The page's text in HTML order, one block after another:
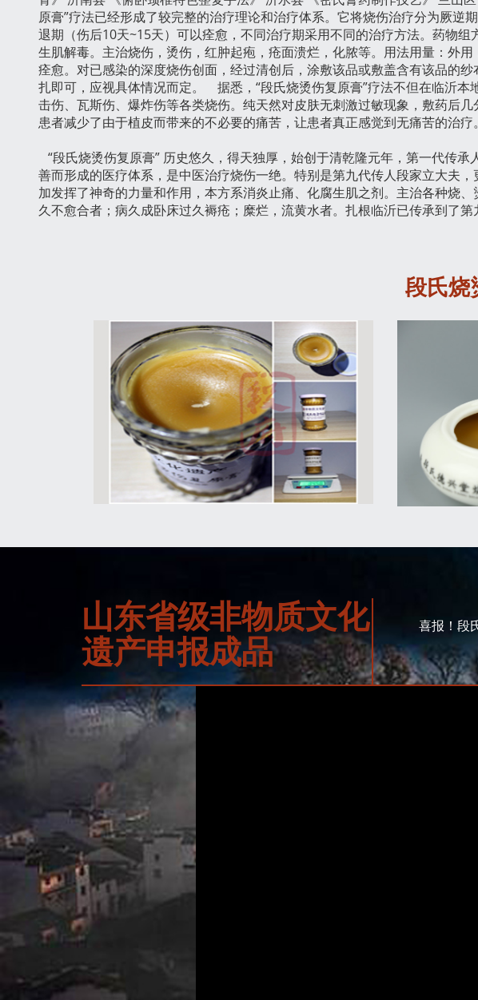
原膏”疗法已经形成了较完整的治疗理论和治疗体系。它将烧伤治疗分为厥
退期（伤后10天~15天）可以痊愈，不同治疗期采用不同的治疗方法。药物
生肌解毒。主治烧伤，烫伤，红肿起疱，疮面溃烂，化脓等。用法用量：外
痊愈。对已感染的深度烧伤创面，经过清创后，涂敷该品或敷盖含有该品的
扎即可，应视具体情况而定。 据悉，“段氏烧烫伤复原膏”疗法不但在临沂
击伤、瓦斯伤、爆炸伤等各类烧伤。纯天然对皮肤无刺激过敏现象，敷药后
患者减少了由于植皮而带来的不必要的痛苦，让患者真正感觉到无痛苦的治疗。
“段氏烧烫伤复原膏” 历史悠久，得天独厚，始创于清乾隆元年，第一代传
善而形成的医疗体系，是中医治疗烧伤一绝。特别是第九代传人段家立大夫
加发挥了神奇的力量和作用，本方系消炎止痛、化腐生肌之剂。主治各种烧
久不愈合者；病久成卧床过久褥疮；糜烂，流黄水者。扎根临沂已传承到了
段氏烧
山东省级非物质文化
遗产申报成品
喜报！段